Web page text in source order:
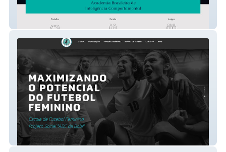
INTELIGÊNCIA COMPORTAMENTAL
LFFSA